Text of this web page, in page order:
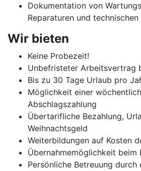
Dokumentation von
Reparaturen und
Wir bieten
Keine Probezeit!
Unbefristeter Arbeitsvertrag
Bis zu 30 Tage Urlaub pro
Möglichkeit einer
Abschlagszahlung
Übertarifliche Bezahlung,
Weihnachtsgeld
Weiterbildungen auf Kosten
Übernahmemöglichkeit beim
Persönliche Betreuung durch